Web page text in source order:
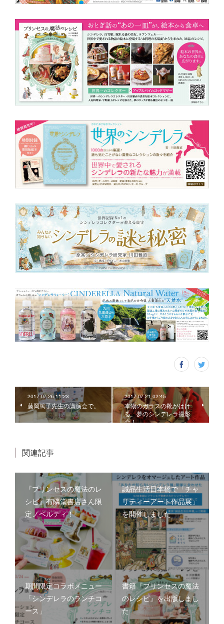
2017.07.26 11:23
藤岡篤子先生の講演会で。
2017.07.21 02:45
本物のガラスの靴がはけ
る、夢のシンデレラ撮影
会！
関連記事
『プリンセスの魔法のレ
シピ』有隣堂書店さん限
定ノベルティ！
誠品生活日本橋で「チャ
リティーアート作品展」
を開催しました
期間限定コラボメニュー
「シンデレラのランチコ
ース」
書籍『プリンセスの魔法
のレシピ』を出版しまし
た